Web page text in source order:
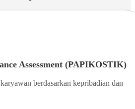
Assessment (PAPIKOSTIK)
berdasarkan kepribadian dan